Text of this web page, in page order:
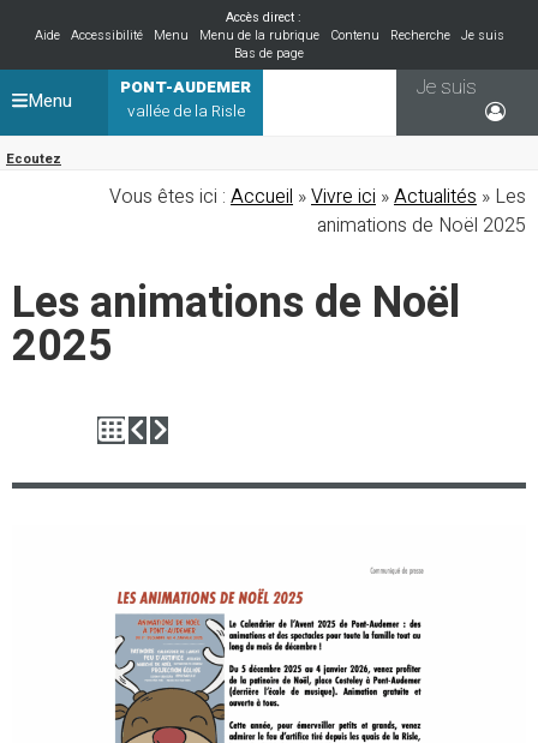
Accès direct :
Aide
Accessibilité Menu Menu de la rubrique Contenu Recherche
Je suis
Bas de page
PONT-AUDEMER
vallée de la Risle
Ecoutez
Je suis
Menu
Vous êtes ici : Accueil »Vivre ici »Actualités » Les
animations de Noël 2025
Les animations de Noël
2025